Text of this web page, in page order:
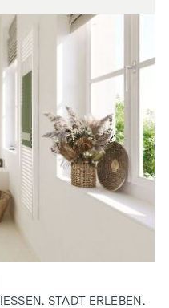
STADT ERLEBEN.